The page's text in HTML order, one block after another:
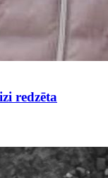
redzēta